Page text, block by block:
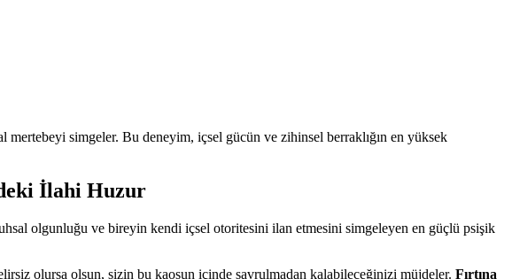
mertebeyi simgeler. Bu deneyim, içsel gücün ve zihinsel berraklığın en yüksek
İlahi Huzur
olgunluğu ve bireyin kendi içsel otoritesini ilan etmesini simgeleyen en güçlü psişik
olursa olsun, sizin bu kaosun içinde savrulmadan kalabileceğinizi müjdeler. Fırtına